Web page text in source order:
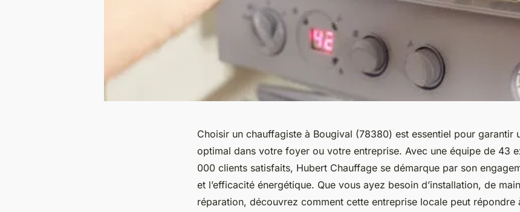
Choisir un chauffagiste à Bougival (78380) est essentiel pour garantir
optimal dans votre foyer ou votre entreprise. Avec une équipe de 43
000 clients satisfaits, Hubert Chauffage se démarque par son
et l’efficacité énergétique. Que vous ayez besoin d’installation, de
réparation, découvrez comment cette entreprise locale peut répondre